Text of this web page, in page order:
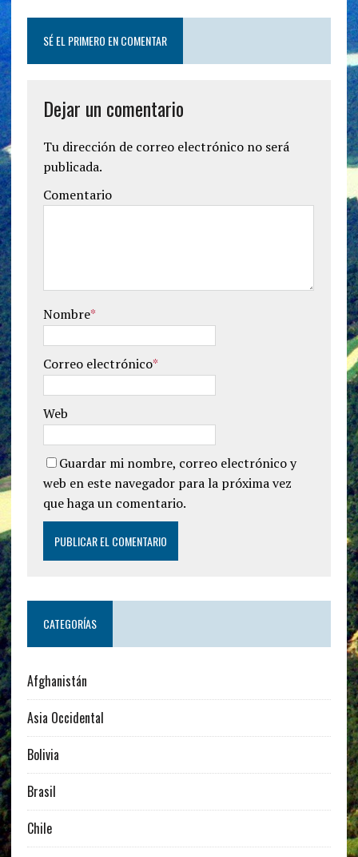
SÉ EL PRIMERO EN COMENTAR
Dejar un comentario
Tu dirección de correo electrónico no será
publicada.
Comentario
Nombre*
Correo electrónico*
Web
Guardar mi nombre, correo electrónico y
web en este navegador para la próxima vez
que haga un comentario.
CATEGORÍAS
Afghanistán
Asia Occidental
Bolivia
Brasil
Chile